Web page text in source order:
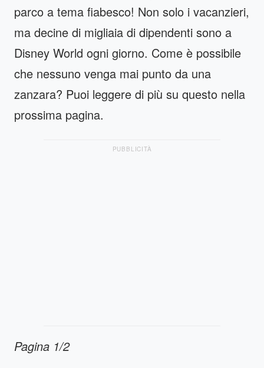
parco a tema fiabesco! Non solo i vacanzieri,
ma decine di migliaia di dipendenti sono a
Disney World ogni giorno. Come è possibile
che nessuno venga mai punto da una
zanzara? Puoi leggere di più su questo nella
prossima pagina.
PUBBLICITÀ
Pagina 1/2